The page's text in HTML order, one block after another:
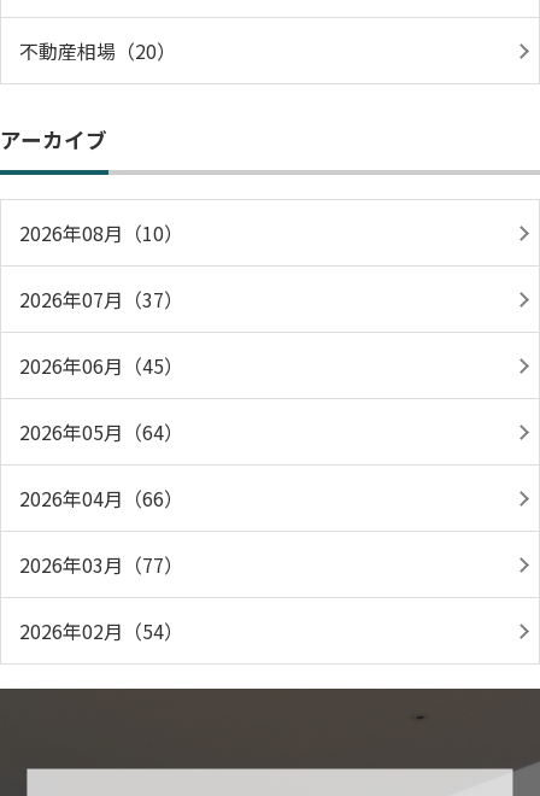
不動産相場（20）
アーカイブ
2026年08月（10）
2026年07月（37）
2026年06月（45）
2026年05月（64）
2026年04月（66）
2026年03月（77）
2026年02月（54）